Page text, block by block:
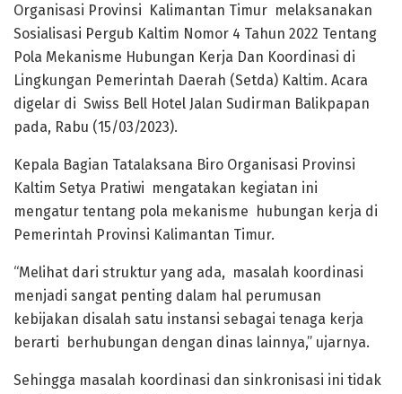
Organisasi Provinsi Kalimantan Timur melaksanakan
Sosialisasi Pergub Kaltim Nomor 4 Tahun 2022 Tentang
Pola Mekanisme Hubungan Kerja Dan Koordinasi di
Lingkungan Pemerintah Daerah (Setda) Kaltim. Acara
digelar di Swiss Bell Hotel Jalan Sudirman Balikpapan
pada, Rabu (15/03/2023).
Kepala Bagian Tatalaksana Biro Organisasi Provinsi
Kaltim Setya Pratiwi mengatakan kegiatan ini
mengatur tentang pola mekanisme hubungan kerja di
Pemerintah Provinsi Kalimantan Timur.
“Melihat dari struktur yang ada, masalah koordinasi
menjadi sangat penting dalam hal perumusan
kebijakan disalah satu instansi sebagai tenaga kerja
berarti berhubungan dengan dinas lainnya,” ujarnya.
Sehingga masalah koordinasi dan sinkronisasi ini tidak